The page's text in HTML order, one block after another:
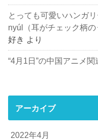
とっても可愛いハンガ
nyúl（耳がチェック柄
好き より
“4月1日”の中国アニメ
アーカイブ
2022年4月